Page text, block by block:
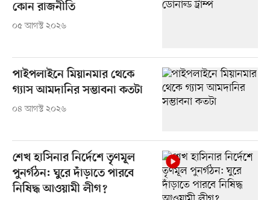
কোন রাজনীতি
০৫ আগস্ট ২০২৬
পাইপলাইনে মিয়ানমার থেকে
গ্যাস আমদানির সম্ভাবনা কতটা
০৪ আগস্ট ২০২৬
শেখ হাসিনার নির্দেশে তৃণমূল
পুনর্গঠন: ঘুরে দাঁড়াতে পারবে
নিষিদ্ধ আওয়ামী লীগ?